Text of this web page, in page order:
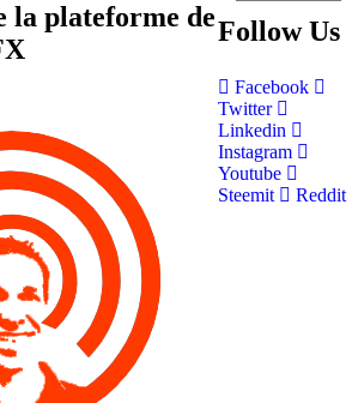
la plateforme deFollow Us
Facebook
Twitter
Linkedin
Instagram
Youtube
Steemit
Reddit